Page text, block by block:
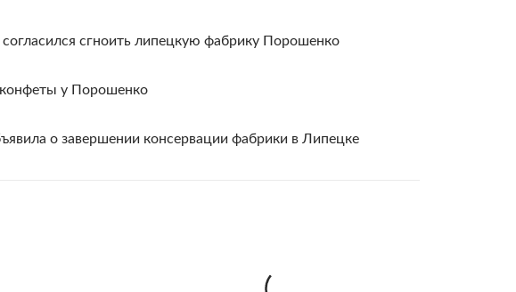
согласился сгноить липецкую фабрику Порошенко
у Порошенко
о завершении консервации фабрики в Липецке